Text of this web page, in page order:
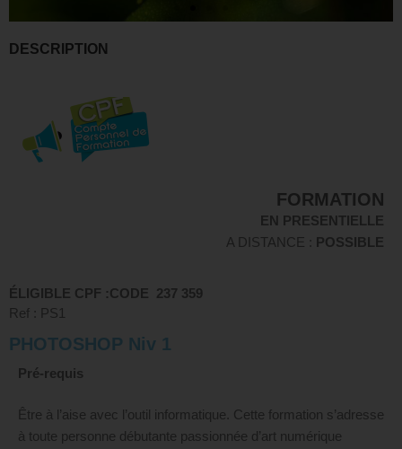
DESCRIPTION
FORMATION
EN PRESENTIELLE
A DISTANCE : POSSIBLE
ÉLIGIBLE CPF :CODE 237 359
Ref : PS1
PHOTOSHOP Niv 1
Pré-requis
Être à l’aise avec l’outil informatique. Cette formation s’adresse
à toute personne débutante passionnée d’art numérique